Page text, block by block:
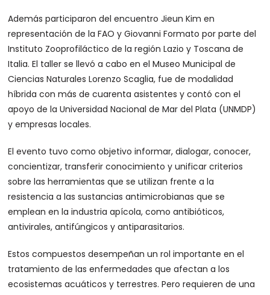
Además participaron del encuentro Jieun Kim en
representación de la FAO y Giovanni Formato por parte del
Instituto Zooprofiláctico de la región Lazio y Toscana de
Italia. El taller se llevó a cabo en el Museo Municipal de
Ciencias Naturales Lorenzo Scaglia, fue de modalidad
híbrida con más de cuarenta asistentes y contó con el
apoyo de la Universidad Nacional de Mar del Plata (UNMDP)
y empresas locales.
El evento tuvo como objetivo informar, dialogar, conocer,
concientizar, transferir conocimiento y unificar criterios
sobre las herramientas que se utilizan frente a la
resistencia a las sustancias antimicrobianas que se
emplean en la industria apícola, como antibióticos,
antivirales, antifúngicos y antiparasitarios.
Estos compuestos desempeñan un rol importante en el
tratamiento de las enfermedades que afectan a los
ecosistemas acuáticos y terrestres. Pero requieren de una